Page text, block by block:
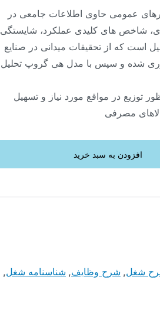
عمومی حاوی اطلاعات جامعی در
شاخص های کلیدی عملکرد، شایستگی
است که از تحقیقات میدانی در صنایع
شده و سپس با مدل هی گروپ تحلیل
توزیع در مواقع مورد نیاز و تسهیل
مصرفی
افزودن به سبد خرید
شغل, شرح وظایف, شناسنامه شغل,